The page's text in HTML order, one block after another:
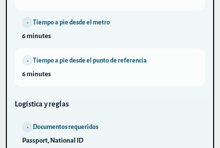
• Tiempo a pie desde el metro
6 minutes
• Tiempo a pie desde el punto de referencia
6 minutes
Logística y reglas
• Documentos requeridos
Passport, National ID